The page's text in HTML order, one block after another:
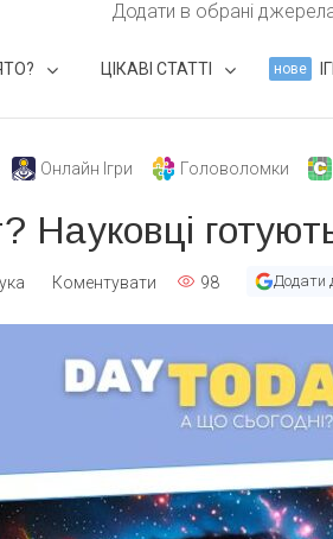
Додати в обрані
ЦІКАВІ СТАТТІ нове
Онлайн Ігри Головоломки
Науковці
Коментувати 98 Додати